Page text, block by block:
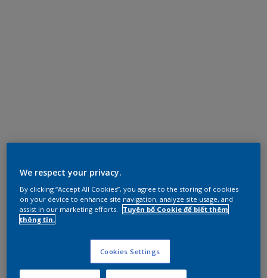
We respect your privacy.
By clicking “Accept All Cookies”, you agree to the storing of cookies
on your device to enhance site navigation, analyze site usage, and
assist in our marketing efforts.
Tuyên bố Cookie để biết thêm
thông tin.
Cookies Settings